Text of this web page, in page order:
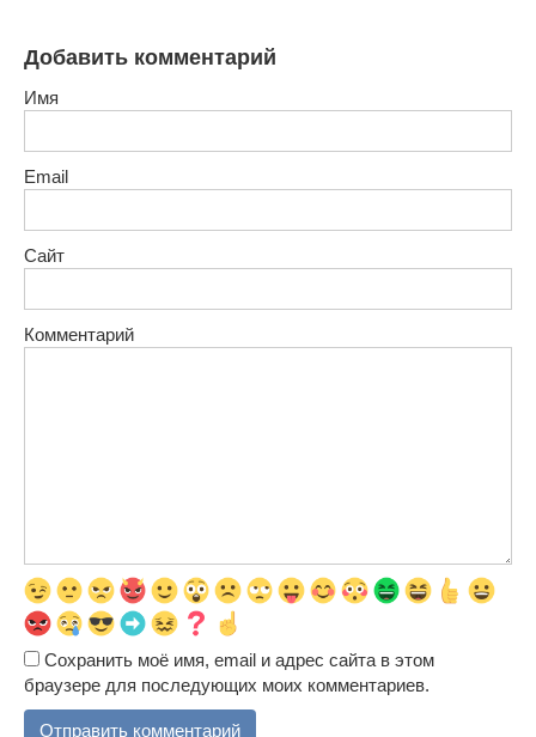
Добавить комментарий
Имя
Email
Сайт
Комментарий
Сохранить моё имя, email и адрес сайта в этом
браузере для последующих моих комментариев.